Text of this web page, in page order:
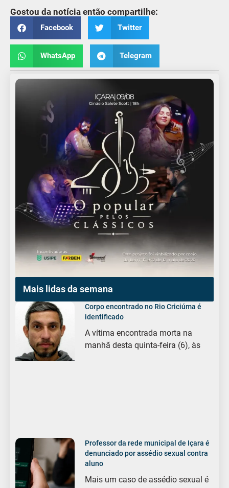
Gostou da notícia então compartilhe:
Facebook Twitter
WhatsApp Telegram
Mais lidas da semana
Corpo encontrado no Rio Criciúma é
identificado
A vítima encontrada morta na
manhã desta quinta-feira (6), às
Professor da rede municipal de Içara é
denunciado por assédio sexual contra
aluno
Mais um caso de assédio sexual é